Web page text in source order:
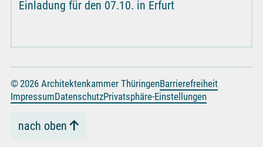
Einladung für den 07.10. in Erfurt
© 2026 Architektenkammer ThüringenBarrierefreiheit
ImpressumDatenschutzPrivatsphäre-Einstellungen
nach oben